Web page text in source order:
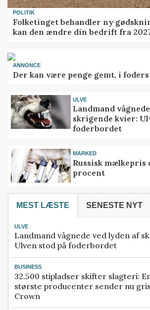
POLITIK
Folketinget behandler ny
kan den ændre din bedrift fra
ANNONCE
Der kan være penge gemt, i
ULVE
Landmand
skrigende kvier:
foderbordet
MARKED
Russisk mælkepris
procent
MEST LÆSTE SENESTE NYT
ULVE
Landmand vågnede ved lyden af
Ulven stod på foderbordet
BUSINESS
32.500 stipladser skifter slagteri:
største producenter sender nu
Crown